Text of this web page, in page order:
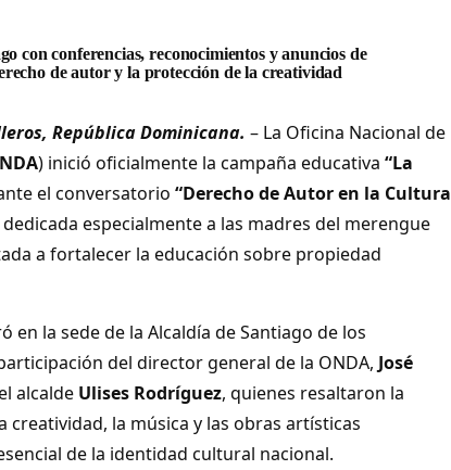
con conferencias, reconocimientos y anuncios de
de autor y la protección de la creatividad
República Dominicana. – La Oficina Nacional de
) inició oficialmente la campaña educativa “La
el conversatorio “Derecho de Autor en la Cultura
especialmente a las madres del merengue
a fortalecer la educación sobre propiedad
en la sede de la Alcaldía de Santiago de los
del director general de la ONDA, José
alcalde Ulises Rodríguez, quienes resaltaron la
la música y las obras artísticas
de la identidad cultural nacional.